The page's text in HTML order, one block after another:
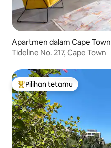
Apartmen dalam Cape Town
Tideline No. 217, Cape Town
Pilihan utama tetamu
Pilihan tetamu